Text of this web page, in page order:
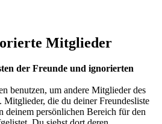
Mitglieder
der Freunde und ignorierten
benutzen, um andere Mitglieder des
Mitglieder, die du deiner Freundesliste
deinem persönlichen Bereich für den